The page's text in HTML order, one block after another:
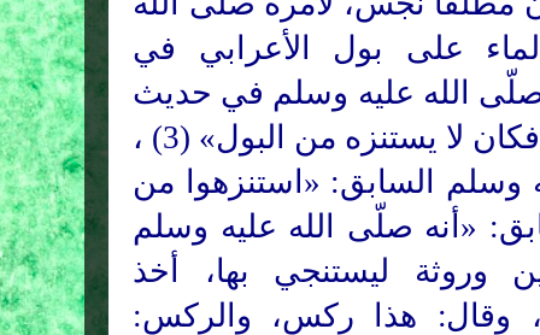
على بول الأعرابي في
صلّى الله عليه وسلم في حديث
القبرين: «أما أحدهما فكان لا يستنزه من البول» (3) ،
وسلم السابق: «استنزهوا من
«أنه صلّى الله عليه وسلم
وروثة ليستنجي بها، أخذ
وقال: هذا ركس، والركس: